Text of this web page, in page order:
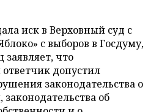
иск в Верховный суд с
с выборов в Госдуму,
заявляет, что
допустил
законодательства о
об